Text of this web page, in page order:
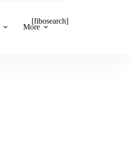
More
[fibosearch]